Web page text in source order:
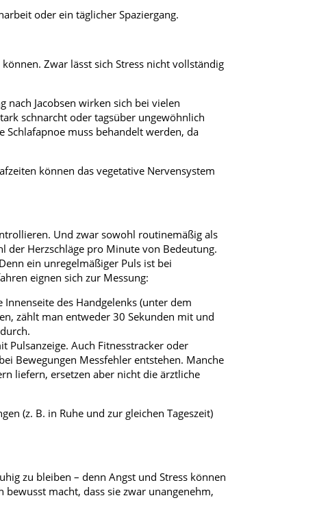
oder ein täglicher Spaziergang.
Zwar lässt sich Stress nicht vollständig
nach Jacobsen wirken sich bei vielen
schnarcht oder tagsüber ungewöhnlich
Schlafapnoe muss behandelt werden, da
können das vegetative Nervensystem
Und zwar sowohl routinemäßig als
der Herzschläge pro Minute von Bedeutung.
ein unregelmäßiger Puls ist bei
eignen sich zur Messung:
des Handgelenks (unter dem
zählt man entweder 30 Sekunden mit und
Pulsanzeige. Auch Fitnesstracker oder
Bewegungen Messfehler entstehen. Manche
liefern, ersetzen aber nicht die ärztliche
(z. B. in Ruhe und zur gleichen Tageszeit)
zu bleiben – denn Angst und Stress können
macht, dass sie zwar unangenehm,